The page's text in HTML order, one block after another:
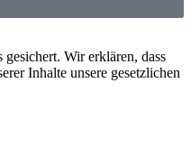
Wir erklären, dass
Inhalte unsere gesetzlichen